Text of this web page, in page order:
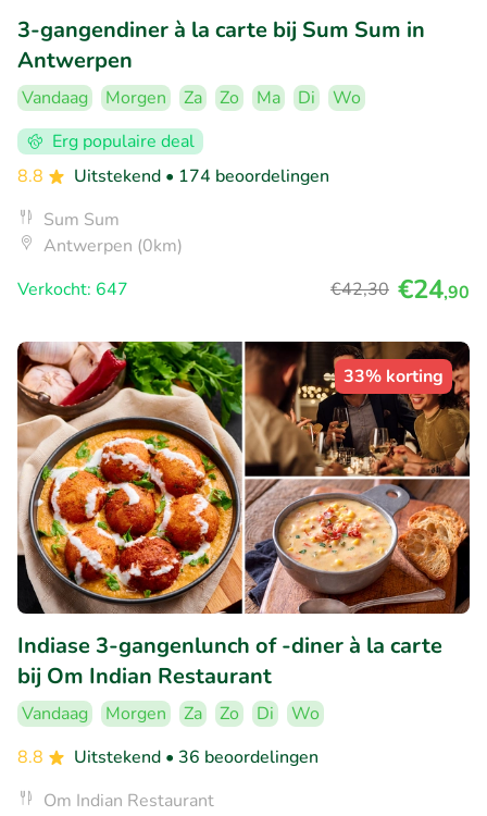
3-gangendiner à la carte bij Sum Sum in
Antwerpen
Vandaag Morgen Za Zo Ma Di
Wo
Erg populaire deal
8.8
Uitstekend • 174 beoordelingen
Sum Sum
Antwerpen (0km)
Verkocht: 647
€42,30 €24,90
33% korting
Indiase 3-gangenlunch of -diner à la carte
bij Om Indian Restaurant
Vandaag Morgen Za Zo Di
Wo
8.8
Uitstekend • 36 beoordelingen
Om Indian Restaurant